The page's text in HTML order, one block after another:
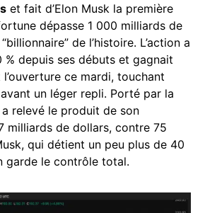
et fait d’Elon Musk la première
dépasse 1 000 milliards de
de l’histoire. L’action a
% depuis ses débuts et gagnait
ce mardi, touchant
un léger repli. Porté par la
relevé le produit de son
milliards de dollars, contre 75
qui détient un peu plus de 40
garde le contrôle total.